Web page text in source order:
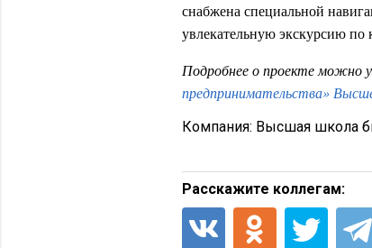
снабжена специальной
увлекательную экскурсию по
Подробнее о проекте можно
предпринимательства»
Компания: Высшая школа
Расскажите коллегам: